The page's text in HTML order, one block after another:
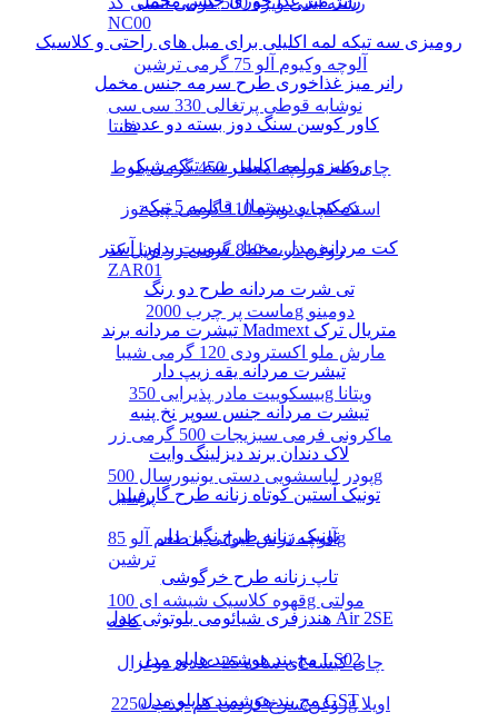
NC00
آلوچه وکیوم آلو 75 گرمی ترشین
نوشابه قوطی پرتغالی 330 سی سی
فانتا
چای کله مورچه معطر 450 گرمی بلوط
اسنک کچاپ ویژه 110 گرمی چی توز
روغن ذرت 810 گرمی زر اویل کد
ZAR01
ماست پر چرب 2000g دومینو
مارش ملو اکسترودی 120 گرمی شیبا
بیسکوییت مادر پذیرایی 350g ویتانا
ماکرونی فرمی سبزیجات 500 گرمی زر
پودر لباسشویی دستی یونیورسال 500g
پرسیل
آلوچه ترش لیوانی با طعم آلو 85g
ترشین
قهوه کلاسیک شیشه ای 100g مولتی
کافه
چای کیسه ای ساده 25 عددی دوغزال
روغن سرخ کردنی کم جذب 2250g اویلا
رومیزی سه تیکه لمه اکلیلی برای مبل های راحتی و کلاسیک
رانر میز غذاخوری طرح سرمه جنس مخمل
کاور کوسن سنگ دوز بسته دو عددی
رومیزی لمه اکلیلی سه تیکه شیک
دمکنی و دستمال قابلمه 5 تیکه
کت مردانه مدل مخمل سوییت بدون آستر
تی شرت مردانه طرح دو رنگ
تیشرت مردانه برند Madmext متریال ترک
تیشرت مردانه یقه زیپ دار
تیشرت مردانه جنس سوپر نخ پنبه
لاک دندان برند دیزلینگ وایت
تونیک آستین کوتاه زنانه طرح گارفیلد
تونیک زنانه طرح نگین دار
تاپ زنانه طرح خرگوشی
هندزفری شیائومی بلوتوثی مدل Air 2SE
مچ بند هوشمند هایلو مدل LS02
مچ بند هوشمند هایلو مدل GST